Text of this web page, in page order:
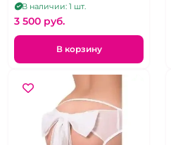
В наличии: 1 шт.
3 500 pуб.
В корзину